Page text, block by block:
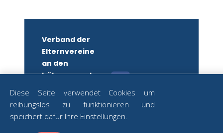
Verband der
Elternvereine
an den
höheren und
Diese Seite verwendet Cookies um
reibungslos zu funktionieren und
speichert dafür Ihre Einstellungen.